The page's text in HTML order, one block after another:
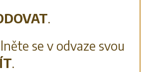
.
se v odvaze svou
.